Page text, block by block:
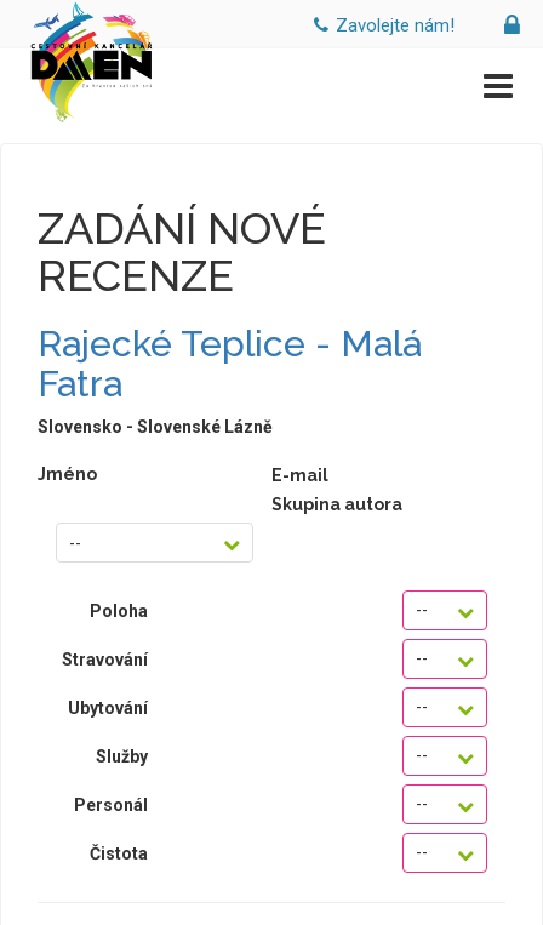
Zavolejte nám!
ZADÁNÍ NOVÉ
RECENZE
Rajecké Teplice - Malá
Fatra
Slovensko - Slovenské Lázně
Jméno
E-mail
Skupina autora
--
Poloha --
Stravování --
Ubytování --
Služby --
Personál --
Čistota --